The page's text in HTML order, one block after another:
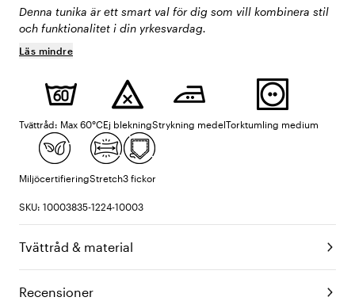
Denna tunika är ett smart val för dig som vill kombinera stil
och funktionalitet i din yrkesvardag.
Läs mindre
Tvättråd: Max 60°CEj blekningStrykning medelTorktumling medium
MiljöcertifieringStretch3 fickor
SKU: 10003835-1224-10003
Tvättråd & material
Recensioner